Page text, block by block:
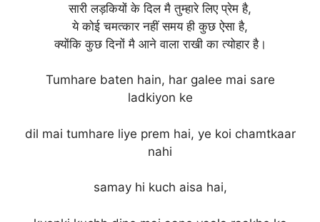
सारी लड़कियों के दिल मै तुम्हारे लिए प्रेम है,
ये कोई चमत्कार नहीं समय ही कुछ ऐसा है,
क्योंकि कुछ दिनों मै आने वाला राखी का त्योहार है।
Tumhare baten hain, har galee mai sare
ladkiyon ke
dil mai tumhare liye prem hai, ye koi chamtkaar
nahi
samay hi kuch aisa hai,